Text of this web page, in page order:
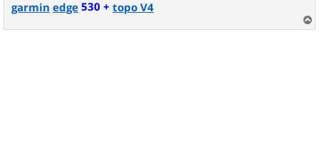
garmin edge530 + topo V4
a